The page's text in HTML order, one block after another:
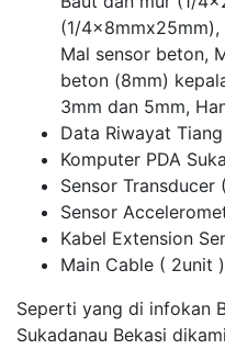
(1/4x8mmx25mm),
Mal sensor beton,
beton (8mm)
3mm dan 5mm,
Data Riwayat
Komputer PDA
Sensor Transducer
Sensor
Kabel Extension
Main Cable ( 2unit )
Seperti yang di infokan
Sukadanau Bekasi